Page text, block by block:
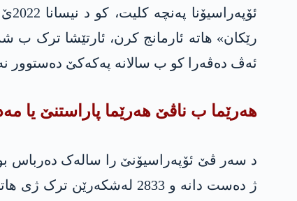
رێکان» هاتە ئارمانج کرن، ئارتێشا ترک ب
ئەڤ دەڤەرا کو ب سالانە په‌كه‌كێ دەستوور
هەرێما ب ناڤێ هەرێما پاراستنێ یا
ژ دەست دانە و 2833